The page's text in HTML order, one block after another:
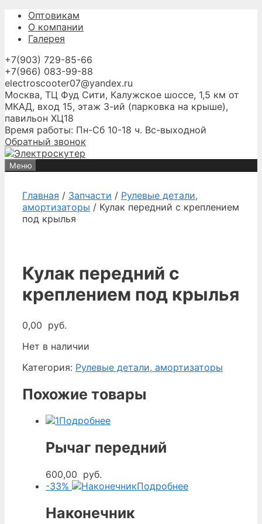
Перейти
содержимому
Оптовикам
О компании
Галерея
+7(903) 729-85-66
+7(966) 083-99-88
electroscooter07@yandex.ru
Москва, ТЦ Фуд Сити, Калужское шоссе, 1,5 км от
МКАД, вход 15, этаж 3-ий (парковка на крыше),
павильон ХЦ18
Время работы: Пн-Сб 10-18 ч. Вс-выходной
Обратный звонок
Меню
Главная / Запчасти / Рулевые детали,
амортизаторы / Кулак передний с креплением
под крылья
Кулак передний с
креплением под крылья
0,00 руб.
Нет в наличии
Категория: Рулевые детали, амортизаторы
Похожие товары
Подробнее
Рычаг передний
600,00 руб.
-33%
Подробнее
Наконечник